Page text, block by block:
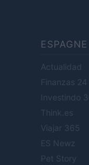
Actualidad
Finanzas 24
Investindo
Think.es
Viajar 365
ES Newz
Pet Story